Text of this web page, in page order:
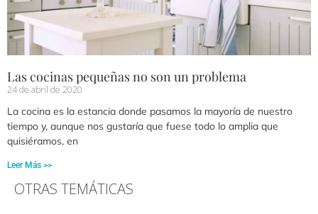
Las cocinas pequeñas no son un problema
24 de abril de 2020
La cocina es la estancia donde pasamos la mayoría de nuestro
tiempo y, aunque nos gustaría que fuese todo lo amplia que
quisiéramos, en
Leer Más >>
OTRAS TEMÁTICAS